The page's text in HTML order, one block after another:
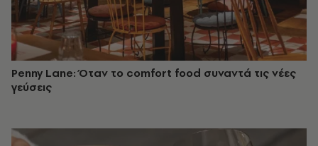
Penny Lane: Όταν το comfort food συναντά τις νέες
γεύσεις